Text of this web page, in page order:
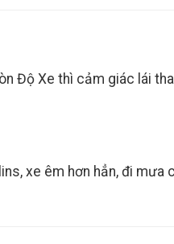
Độ Xe thì cảm giác lái
xe êm hơn hẳn, đi mưa